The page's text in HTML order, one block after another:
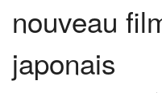
nouveau
japonais